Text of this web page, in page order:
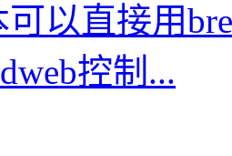
以直接用
控制...